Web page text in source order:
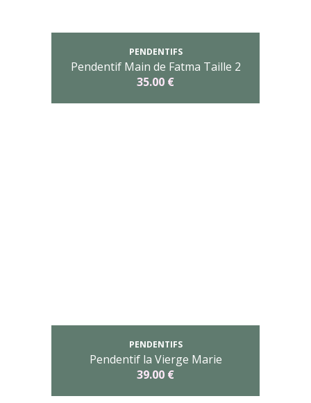
PENDENTIFS
Pendentif Main de Fatma Taille 2
35.00 €
PENDENTIFS
Pendentif la Vierge Marie
39.00 €